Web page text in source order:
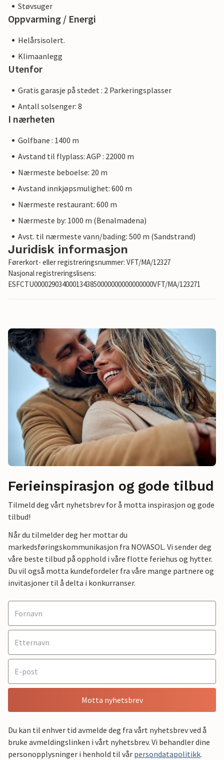
Støvsuger
Oppvarming / Energi
Helårsisolert.
Klimaanlegg
Utenfor
Gratis garasje på stedet : 2 Parkeringsplasser
Antall solsenger: 8
I nærheten
Golfbane : 1400 m
Avstand til flyplass: AGP : 22000 m
Nærmeste beboelse: 20 m
Avstand innkjøpsmulighet: 600 m
Nærmeste restaurant: 600 m
Nærmeste by: 1000 m (Benalmadena)
Avst. til nærmeste vann/bading: 500 m (Sandstrand)
Juridisk informasjon
Førerkort- eller registreringsnummer: VFT/MA/12327
Nasjonal registreringslisens:
ESFCTU0000290340001343850000000000000000VFT/MA/123271
Ferieinspirasjon og gode tilbud
Tilmeld deg vårt nyhetsbrev for å motta inspirasjon og gode
tilbud!
Når du tilmelder deg her mottar du
markedsføringskommunikasjon fra NOVASOL. Vi sender deg
våre beste tilbud på opphold i våre flotte feriehus og hytter.
Du vil også motta kundefordeler fra våre mange partnere og
invitasjoner til å delta i konkurranser.
Motta nyhetsbrev
Du kan til enhver tid avmelde deg fra vårt nyhetsbrev ved å
bruke avmeldingslinken i vårt nyhetsbrev. Vi behandler dine
personopplysninger i henhold til vår persondatapolitikk.